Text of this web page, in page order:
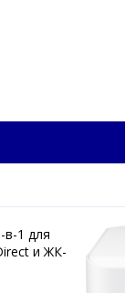
в-1 для
и ЖК-